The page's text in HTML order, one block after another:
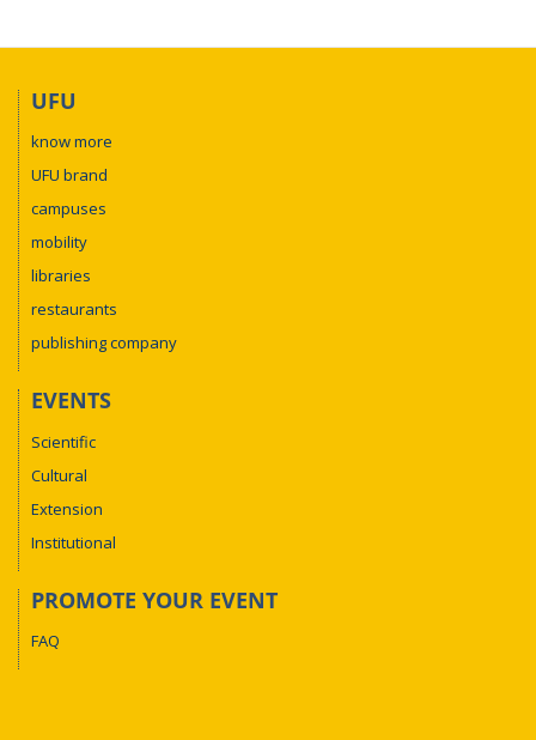
UFU
know more
UFU brand
campuses
mobility
libraries
restaurants
publishing company
EVENTS
Scientific
Cultural
Extension
Institutional
PROMOTE YOUR EVENT
FAQ